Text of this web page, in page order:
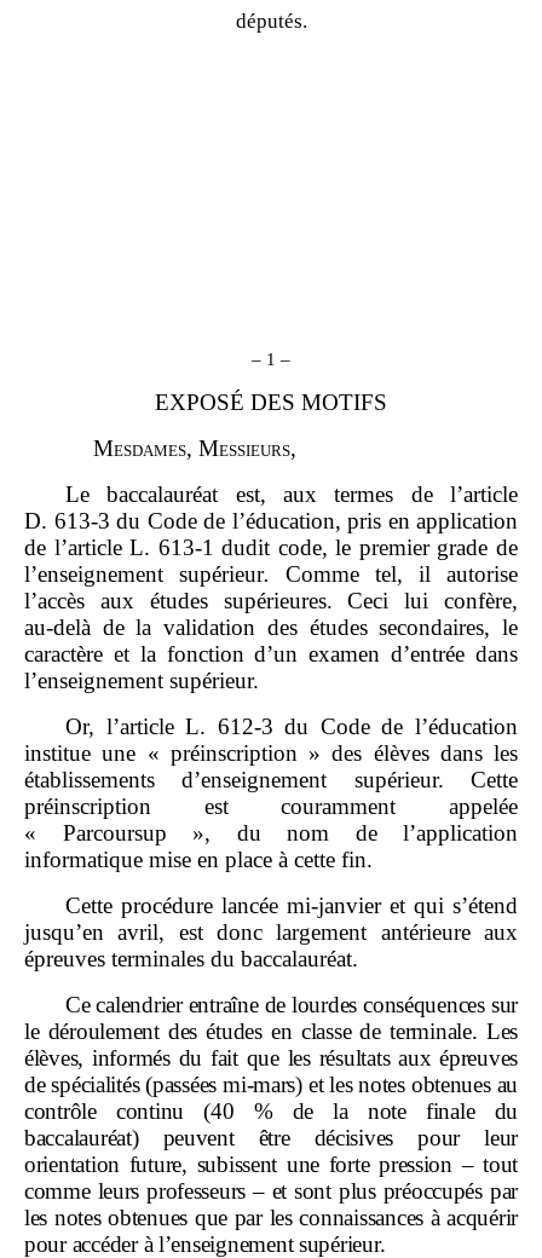
députés.
– 1 –
EXPOSÉ DES MOTIFS
Mesdames, Messieurs,
Le baccalauréat est, aux termes de l’article
D. 613‑3 du Code de l’éducation, pris en application
de l’article L. 613‑1 dudit code, le premier grade de
l’enseignement supérieur. Comme tel, il autorise
l’accès aux études supérieures. Ceci lui confère,
au‑delà de la validation des études secondaires, le
caractère et la fonction d’un examen d’entrée dans
l’enseignement supérieur.
Or, l’article L. 612‑3 du Code de l’éducation
institue une « préinscription » des élèves dans les
établissements d’enseignement supérieur. Cette
préinscription est couramment appelée
« Parcoursup », du nom de l’application
informatique mise en place à cette fin.
Cette procédure lancée mi‑janvier et qui s’étend
jusqu’en avril, est donc largement antérieure aux
épreuves terminales du baccalauréat.
Ce calendrier entraîne de lourdes conséquences sur
le déroulement des études en classe de terminale. Les
élèves, informés du fait que les résultats aux épreuves
de spécialités (passées mi‑mars) et les notes obtenues au
contrôle continu (40
% de la note finale du
baccalauréat) peuvent être décisives pour leur
orientation future, subissent une forte pression – tout
comme leurs professeurs – et sont plus préoccupés par
les notes obtenues que par les connaissances à acquérir
pour accéder à l’enseignement supérieur.